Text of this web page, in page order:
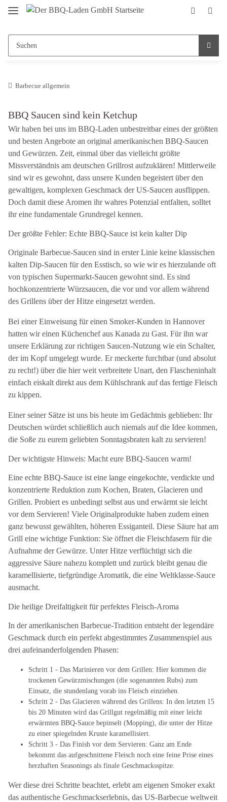
Barbecue allgemein
BBQ Saucen sind kein Ketchup
Wir haben bei uns im BBQ-Laden unbestreitbar eines der größten
und besten Angebote an original amerikanischen BBQ-Saucen
und Gewürzen. Zeit, einmal über das vielleicht größte
Missverständnis am deutschen Grillrost aufzuklären! Mittlerweile
sind wir es gewohnt, dass unsere Kunden begeistert über den
gewaltigen, komplexen Geschmack der US-Saucen ausflippen.
Doch damit diese Aromen ihr wahres Potenzial entfalten, solltet
ihr eine fundamentale Grundregel kennen.
Der größte Fehler: Echte BBQ-Sauce ist kein kalter Dip
Originale Barbecue-Saucen sind in erster Linie keine klassischen
kalten Dip-Saucen für den Esstisch, so wie wir es hierzulande oft
von typischen Supermarkt-Saucen gewohnt sind. Es sind
hochkonzentrierte Würzsaucen, die vor und vor allem während
des Grillens über der Hitze eingesetzt werden.
Bei einer Einweisung für einen Smoker-Kunden in Hannover
hatten wir einen Küchenchef aus Kanada zu Gast. Für ihn war
unsere Erklärung zur richtigen Saucen-Nutzung wie ein Schalter,
der im Kopf umgelegt wurde. Er meckerte furchtbar (und absolut
zu recht!) über die hier weit verbreitete Unart, den Flascheninhalt
einfach eiskalt direkt aus dem Kühlschrank auf das fertige Fleisch
zu kippen.
Einer seiner Sätze ist uns bis heute im Gedächtnis geblieben: Ihr
Deutschen würdet schließlich auch niemals auf die Idee kommen,
die Soße zu eurem geliebten Sonntagsbraten kalt zu servieren!
Der wichtigste Hinweis: Macht eure BBQ-Saucen warm!
Eine echte BBQ-Sauce ist eine lange eingekochte, verdickte und
konzentrierte Reduktion zum Kochen, Braten, Glacieren und
Grillen. Probiert es unbedingt selbst aus und erwärmt sie leicht
vor dem Servieren! Viele Originalprodukte haben zudem einen
ganz bewusst gewählten, höheren Essiganteil. Diese Säure hat am
Grill eine wichtige Funktion: Sie öffnet die Fleischfasern für die
Aufnahme der Gewürze. Unter Hitze verflüchtigt sich die
aggressive Säure nahezu komplett und zurück bleibt genau die
karamellisierte, tiefgründige Aromatik, die eine Weltklasse-Sauce
ausmacht.
Die heilige Dreifaltigkeit für perfektes Fleisch-Aroma
In der amerikanischen Barbecue-Tradition entsteht der legendäre
Geschmack durch ein perfekt abgestimmtes Zusammenspiel aus
drei aufeinanderfolgenden Phasen:
Schritt 1 - Das Marinieren vor dem Grillen: Hier kommen die
trockenen Gewürzmischungen (die sogenannten Rubs) zum
Einsatz, die stundenlang vorab ins Fleisch einziehen.
Schritt 2 - Das Glacieren während des Grillens: In den letzten 15
bis 20 Minuten wird das Grillgut regelmäßig mit einer leicht
erwärmten BBQ-Sauce bepinselt (Mopping), die unter der Hitze
zu einer spiegelnden Kruste karamellisiert.
Schritt 3 - Das Finish vor dem Servieren: Ganz am Ende
bekommt das aufgeschnittene Fleisch noch eine feine Prise eines
herzhaften Seasonings als finale Geschmacksspitze.
Wer diese drei Schritte beachtet, erlebt am eigenen Smoker exakt
das authentische Geschmackserlebnis, das US-Barbecue weltweit